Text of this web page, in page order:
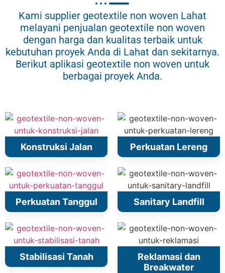
Kami supplier geotextile non woven Lahat
melayani penjualan geotextile non woven
dengan harga dan kualitas terbaik untuk
kebutuhan proyek Anda di Lahat dan sekitarnya.
Berikut aplikasi geotextile non woven untuk
berbagai proyek Anda.
Konstruksi Jalan Perkuatan Lereng
Perkuatan Tanggul Sanitary Landfill
Stabilisasi Tanah
Reklamasi dan
Breakwater